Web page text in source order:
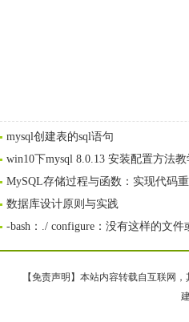
mysql创建表的sql语句
win10下mysql 8.0.13 安装配置方法教
MySQL存储过程与函数：实现代码
数据库设计原则与实践
-bash：./ configure：没有这样的文件
【免责声明】本站内容转载自互联网